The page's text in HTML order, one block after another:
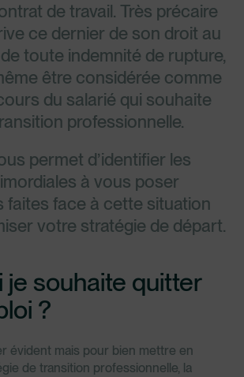
de travail. Très précaire
ce dernier de son droit au
toute indemnité de rupture,
être considérée comme
du salarié qui souhaite
professionnelle.
permet d’identifier les
à vous poser
faites face à cette situation
votre stratégie de départ.
je souhaite quitter
?
évident mais pour bien mettre en
de transition professionnelle, la